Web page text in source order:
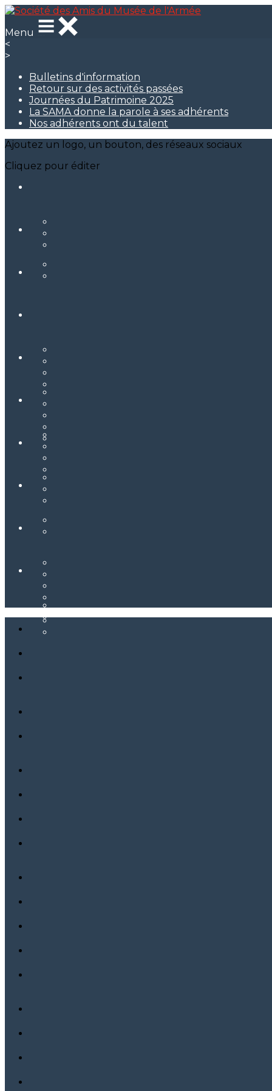
Menu
<
>
Bulletins d'information
Retour sur des activités passées
Journées du Patrimoine 2025
La SAMA donne la parole à ses adhérents
Nos adhérents ont du talent
Ajoutez un logo, un bouton, des réseaux sociaux
Cliquez pour éditer